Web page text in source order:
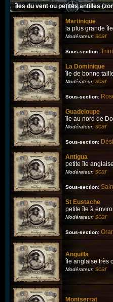
îles du vent ou petites antilles
Martinique
la plus grande
Modérateur: scar
Sous-section:
La Dominique
île de bonne
Modérateur: scar
Sous-section:
Guadeloupe
île au nord de
Modérateur: scar
Sous-section:
Antigua
petite île
Modérateur: scar
Sous-section:
St Eustache
petite île à
Modérateur: scar
Sous-section:
Anguilla
île anglaise très
Modérateur: scar
Montserrat